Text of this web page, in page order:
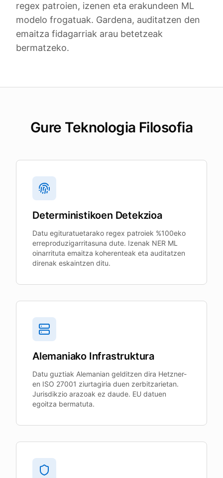
regex patroien, izenen eta erakundeen ML
modelo frogatuak. Gardena, auditatzen den
emaitza fidagarriak arau betetzeak
bermatzeko.
Gure Teknologia Filosofia
Deterministikoen Detekzioa
Datu egituratuetarako regex patroiek %100eko
erreproduzigarritasuna dute. Izenak NER ML
oinarrituta emaitza koherenteak eta auditatzen
direnak eskaintzen ditu.
Alemaniako Infrastruktura
Datu guztiak Alemanian gelditzen dira Hetzner-
en ISO 27001 ziurtagiria duen zerbitzarietan.
Jurisdikzio arazoak ez daude. EU datuen
egoitza bermatuta.